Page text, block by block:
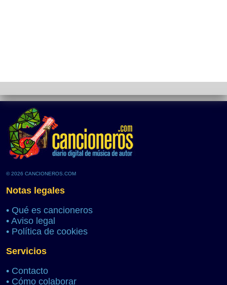
© 2026 CANCIONEROS.COM
Notas legales
• Qué es cancioneros
• Aviso legal
• Política de cookies
Servicios
• Contacto
• Cómo colaborar